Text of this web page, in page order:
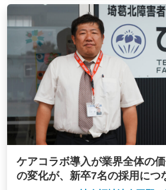
ケアコラボ導入が業界全体の
の変化が、新卒7名の採用につ